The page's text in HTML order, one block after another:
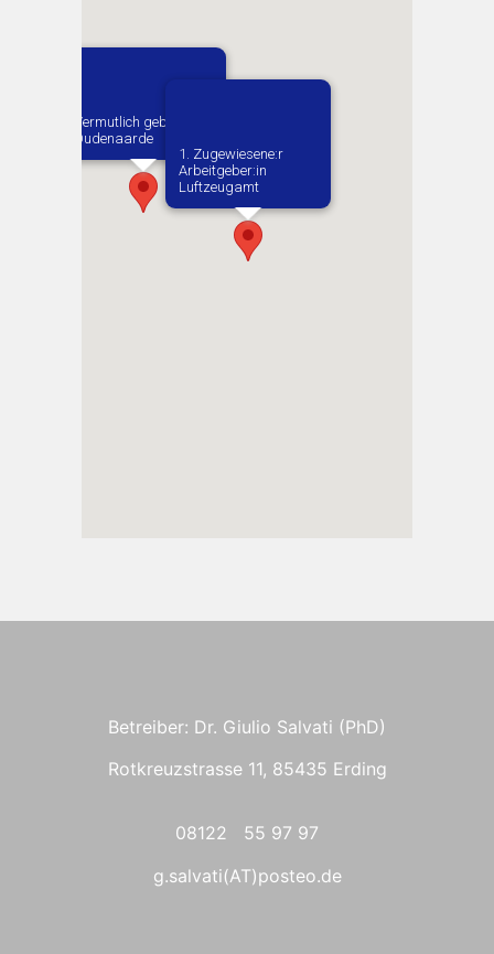
Vermutlich geboren in
Oudenaarde
1. Zugewiesene:r
Arbeitgeber:in​
Luftzeugamt
Betreiber: Dr. Giulio Salvati (PhD)
Rotkreuzstrasse 11, 85435 Erding
08122 55 97 97
g.salvati(AT)posteo.de